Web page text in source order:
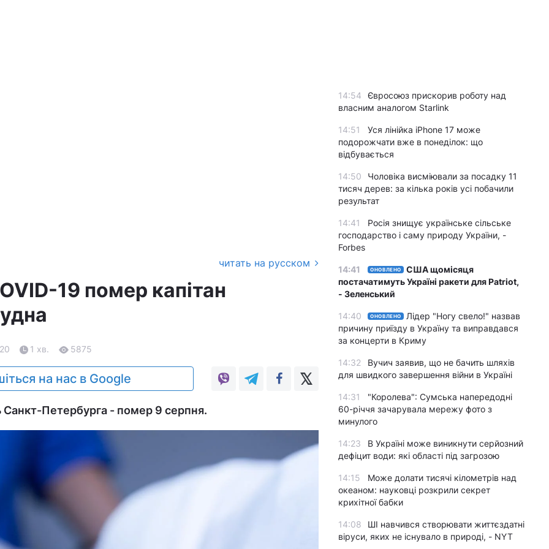
читать на русском
19 помер капітан
1 хв. 5875
на нас в Google
Санкт-Петербурга - помер 9 серпня.
14:54
Євросоюз прискорив роботу над
власним аналогом Starlink
14:51
Уся лінійка iPhone 17 може
подорожчати вже в понеділок: що
відбувається
14:50
Чоловіка висміювали за посадку 11
тисяч дерев: за кілька років усі побачили
результат
14:41
Росія знищує українське сільське
господарство і саму природу України, -
Forbes
14:41 ОНОВЛЕНО
США щомісяця
постачатимуть Україні ракети для Patriot,
- Зеленський
14:40 ОНОВЛЕНО
Лідер "Ногу свело!" назвав
причину приїзду в Україну та виправдався
за концерти в Криму
14:32
Вучич заявив, що не бачить шляхів
для швидкого завершення війни в Україні
14:31
"Королева": Сумська напередодні
60-річчя зачарувала мережу фото з
минулого
14:23
В Україні може виникнути серйозний
дефіцит води: які області під загрозою
14:15
Може долати тисячі кілометрів над
океаном: науковці розкрили секрет
крихітної бабки
14:08
ШІ навчився створювати життєздатні
віруси, яких не існувало в природі, - NYT